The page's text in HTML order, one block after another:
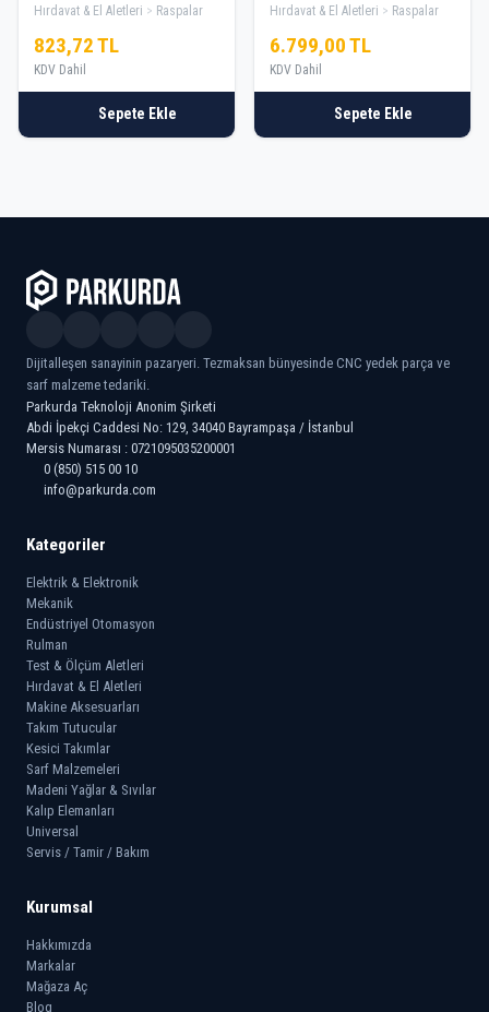
Hırdavat & El Aletleri Raspalar
823,72 TL
KDV Dahil
Sepete Ekle
Hırdavat & El Aletleri Raspalar
6.799,00 TL
KDV Dahil
Sepete Ekle
Dijitalleşen sanayinin pazaryeri. Tezmaksan bünyesinde CNC yedek parça ve
sarf malzeme tedariki.
Parkurda Teknoloji Anonim Şirketi
Abdi İpekçi Caddesi No: 129, 34040 Bayrampaşa / İstanbul
Mersis Numarası : 0721095035200001
0 (850) 515 00 10
info@parkurda.com
Kategoriler
Elektrik & Elektronik
Mekanik
Endüstriyel Otomasyon
Rulman
Test & Ölçüm Aletleri
Hırdavat & El Aletleri
Makine Aksesuarları
Takım Tutucular
Kesici Takımlar
Sarf Malzemeleri
Madeni Yağlar & Sıvılar
Kalıp Elemanları
Universal
Servis / Tamir / Bakım
Kurumsal
Hakkımızda
Markalar
Mağaza Aç
Blog